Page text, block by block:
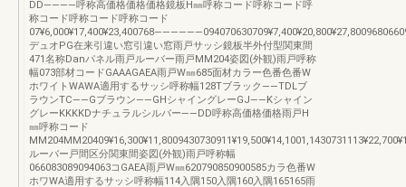
DD――――呼称高価格価格価格鏡板H㎜呼称コード呼称コード呼
称コード呼称コード呼称コード
デュオPG在来引違い窓引違い窓雨戸サッシ鏡板半外付型関東間
471名称Danパネル雨戸ルーバー雨戸MM204姿図(外観)雨戸呼称
幅073部材コードGAAAGAEA雨戸W㎜685面材カラー色番色番W
ホワイトWAWA適用するサッシ呼称幅128Tブラック――TDLブ
ラウンTC――Gブラウン――GHシャイングレーGJ――Kシャイン
グレーKKKKDナチュラルシルバー――DD呼称高価格価格雨戸H
㎜呼称コード
ルーバー戸間区分関東間姿図(外観)雨戸呼称幅
066083089094063コGAEA雨戸W㎜620790850900585カラ色番W
ホワWA適用するサッシ呼称幅114入隅150入隅160入隅165165雨